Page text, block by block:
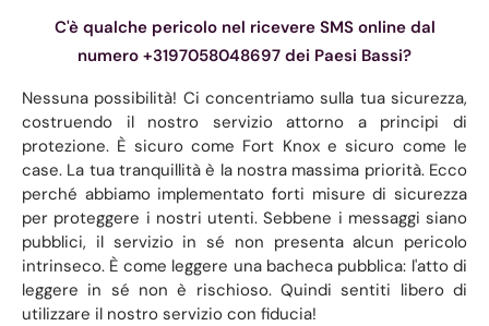
C'è qualche pericolo nel ricevere SMS online dal
numero +3197058048697 dei Paesi Bassi?
Nessuna possibilità! Ci concentriamo sulla tua sicurezza,
costruendo il nostro servizio attorno a principi di
protezione. È sicuro come Fort Knox e sicuro come le
case. La tua tranquillità è la nostra massima priorità. Ecco
perché abbiamo implementato forti misure di sicurezza
per proteggere i nostri utenti. Sebbene i messaggi siano
pubblici, il servizio in sé non presenta alcun pericolo
intrinseco. È come leggere una bacheca pubblica: l'atto di
leggere in sé non è rischioso. Quindi sentiti libero di
utilizzare il nostro servizio con fiducia!